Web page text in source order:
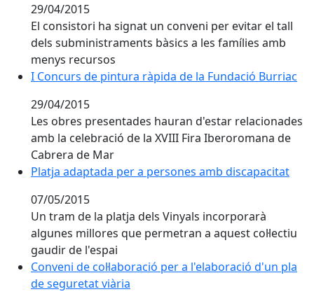
29/04/2015
El consistori ha signat un conveni per evitar el tall
dels subministraments bàsics a les famílies amb
menys recursos
I Concurs de pintura ràpida de la Fundació Burriac
I Concurs de pintura ràpida de la Fundació Burriac
29/04/2015
Les obres presentades hauran d'estar relacionades
amb la celebració de la XVIII Fira Iberoromana de
Cabrera de Mar
Platja adaptada per a persones amb discapacitat
Platja adaptada per a persones amb discapacitat
07/05/2015
Un tram de la platja dels Vinyals incorporarà
algunes millores que permetran a aquest col·lectiu
gaudir de l'espai
Conveni de col·laboració per a l'elaboració d'un pla
Conveni de col·laboració per a l'elaboració d'un pla
de seguretat viària